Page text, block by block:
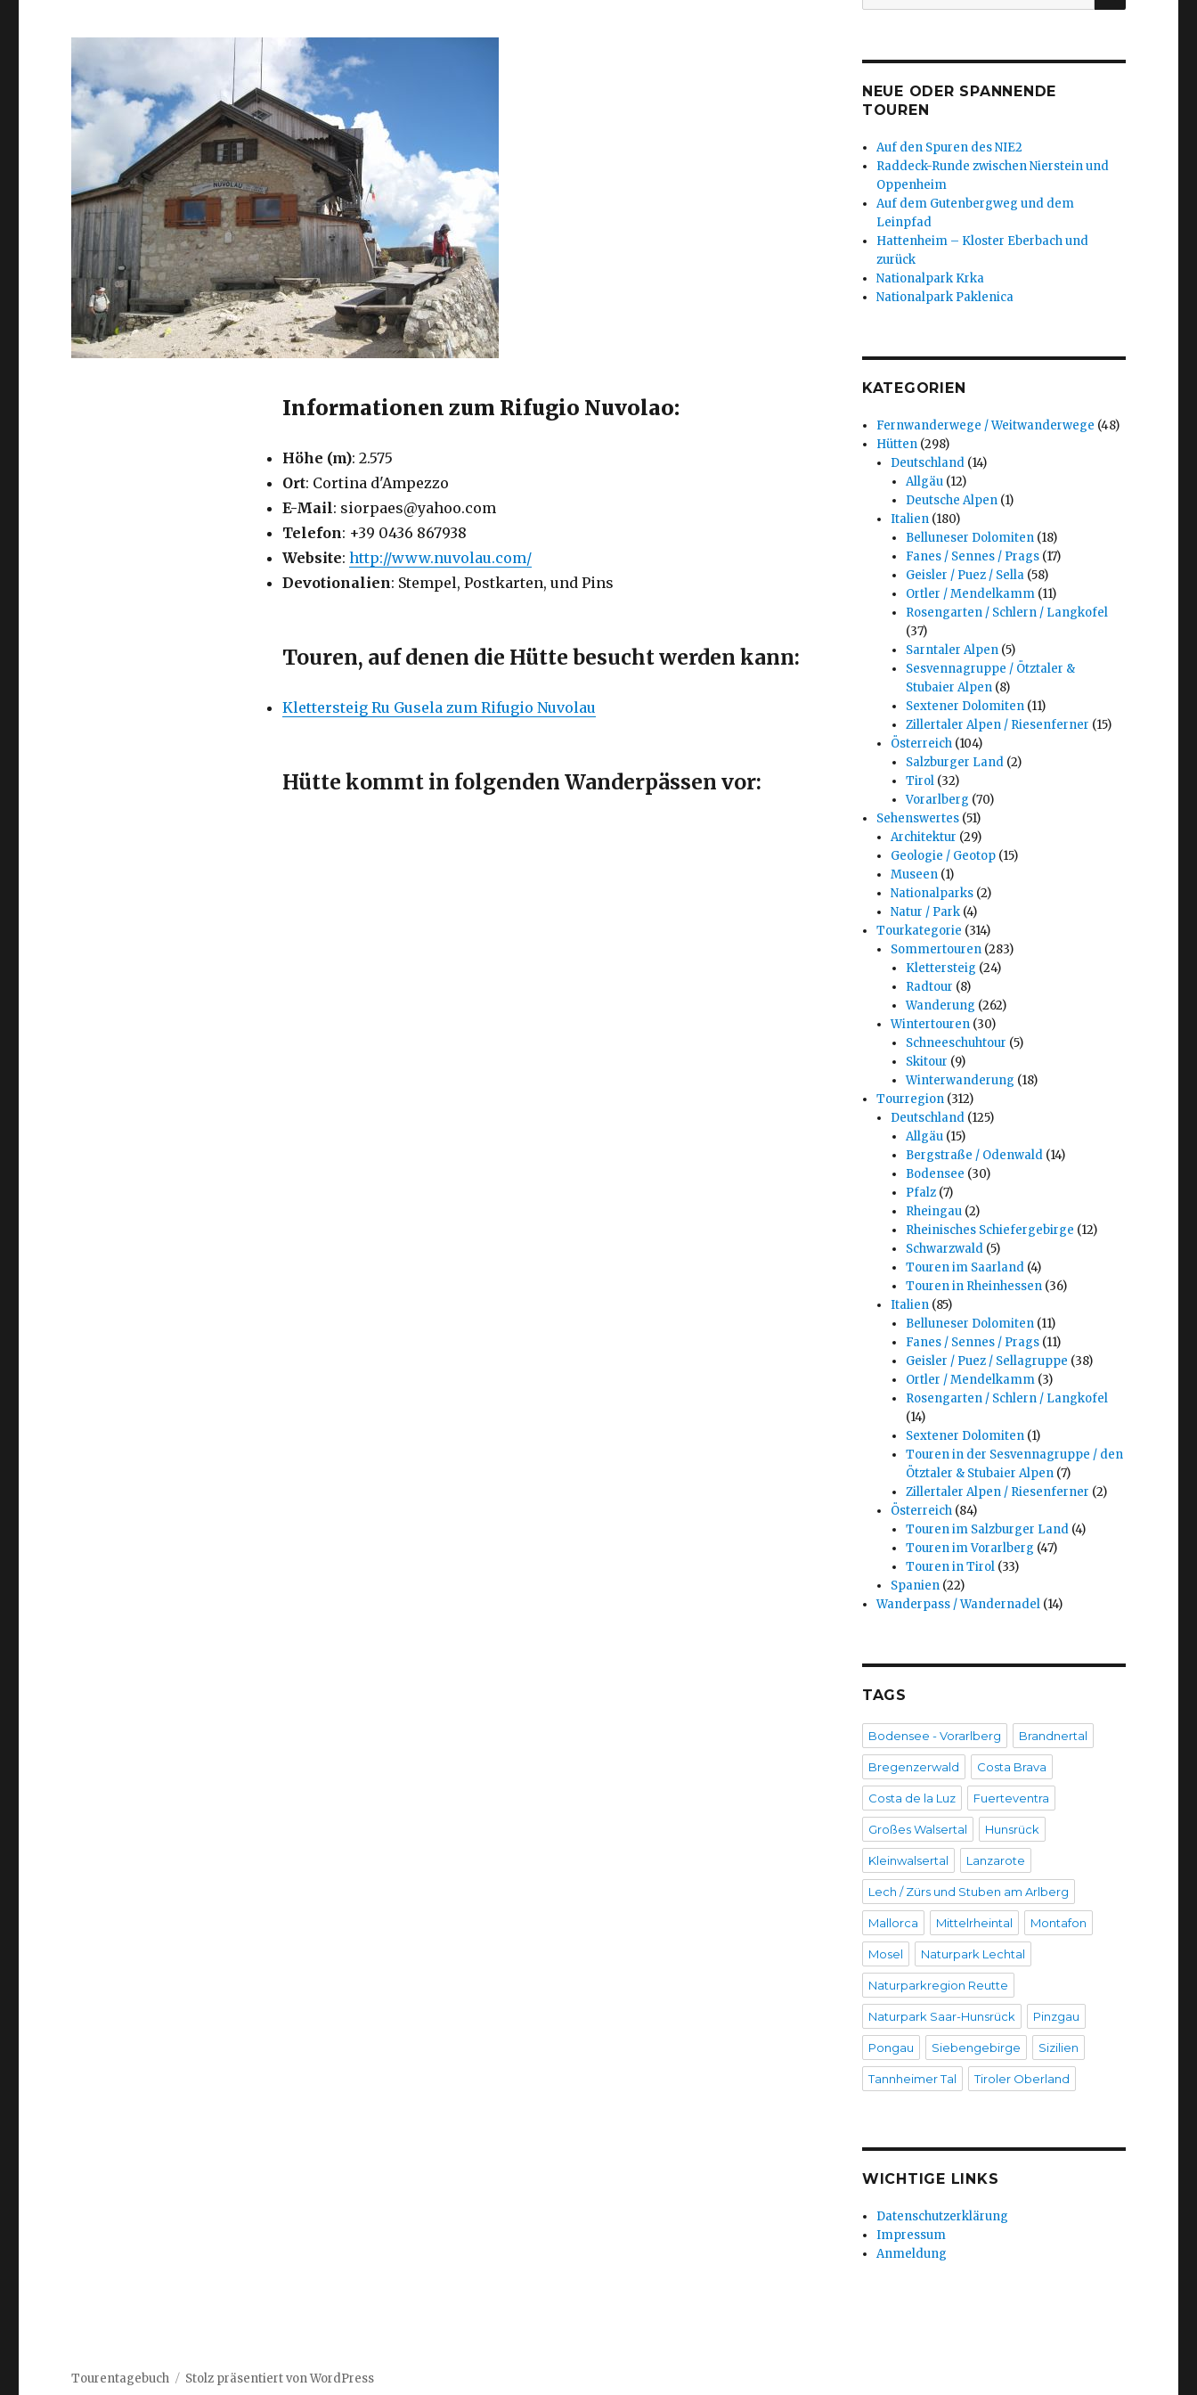
Informationen zum Rifugio Nuvolao:
Höhe (m): 2.575
Ort: Cortina d'Ampezzo
E-Mail: siorpaes@yahoo.com
Telefon: +39 0436 867938
Website: http://www.nuvolau.com/
Devotionalien: Stempel, Postkarten, und Pins
Touren, auf denen die Hütte besucht werden kann:
Klettersteig Ru Gusela zum Rifugio Nuvolau
Hütte kommt in folgenden Wanderpässen vor:
nach:
NEUE ODER SPANNENDE
TOUREN
Auf den Spuren des NIE2
Raddeck-Runde zwischen Nierstein und
Oppenheim
Auf dem Gutenbergweg und dem
Leinpfad
Hattenheim – Kloster Eberbach und
zurück
Nationalpark Krka
Nationalpark Paklenica
KATEGORIEN
Fernwanderwege / Weitwanderwege (48)
Hütten (298)
Deutschland (14)
Allgäu(12)
Deutsche Alpen(1)
Italien (180)
Belluneser Dolomiten(18)
Fanes / Sennes / Prags(17)
Geisler / Puez / Sella(58)
Ortler / Mendelkamm(11)
Rosengarten / Schlern / Langkofel
(37)
Sarntaler Alpen(5)
Sesvennagruppe / Ötztaler &
Stubaier Alpen(8)
Sextener Dolomiten(11)
Zillertaler Alpen / Riesenferner (15)
Österreich (104)
Salzburger Land(2)
Tirol(32)
Vorarlberg (70)
Sehenswertes (51)
Architektur (29)
Geologie / Geotop (15)
Museen (1)
Nationalparks (2)
Natur / Park (4)
Tourkategorie (314)
Sommertouren (283)
Klettersteig (24)
Radtour (8)
Wanderung (262)
Wintertouren (30)
Schneeschuhtour (5)
Skitour (9)
Winterwanderung (18)
Tourregion (312)
Deutschland (125)
Allgäu(15)
Bergstraße / Odenwald(14)
Bodensee (30)
Pfalz(7)
Rheingau(2)
Rheinisches Schiefergebirge (12)
Schwarzwald(5)
Touren im Saarland(4)
Touren in Rheinhessen(36)
Italien (85)
Belluneser Dolomiten(11)
Fanes / Sennes / Prags(11)
Geisler / Puez / Sellagruppe (38)
Ortler / Mendelkamm(3)
Rosengarten / Schlern / Langkofel
(14)
Sextener Dolomiten(1)
Touren in der Sesvennagruppe / den
Ötztaler & Stubaier Alpen(7)
Zillertaler Alpen / Riesenferner (2)
Österreich (84)
Touren im Salzburger Land(4)
Touren im Vorarlberg (47)
Touren in Tirol(33)
Spanien (22)
Wanderpass / Wandernadel (14)
TAGS
Bodensee - Vorarlberg Brandnertal
Bregenzerwald Costa Brava
Costa de la Luz Fuerteventra
Großes Walsertal Hunsrück
Kleinwalsertal Lanzarote
Lech / Zürs und Stuben am Arlberg
Mallorca Mittelrheintal Montafon
Mosel Naturpark Lechtal
Naturparkregion Reutte
Naturpark Saar-Hunsrück Pinzgau
Pongau Siebengebirge Sizilien
Tannheimer Tal Tiroler Oberland
WICHTIGE LINKS
Datenschutzerklärung
Impressum
Anmeldung
Tourentagebuch Stolz präsentiert von WordPress